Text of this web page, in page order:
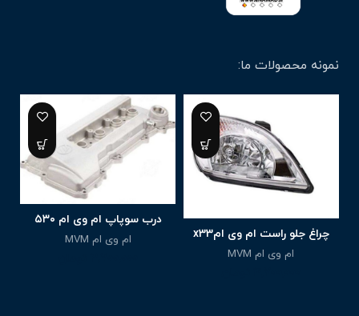
نمونه محصولات ما:
چراغ جلو راست ام وی امx33
ام وی ام MVM
درب سوپاپ ام وی ام ۵۳۰
ام وی ام MVM